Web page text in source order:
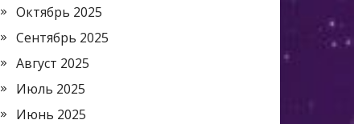
Октябрь 2025
Сентябрь 2025
Август 2025
Июль 2025
Июнь 2025